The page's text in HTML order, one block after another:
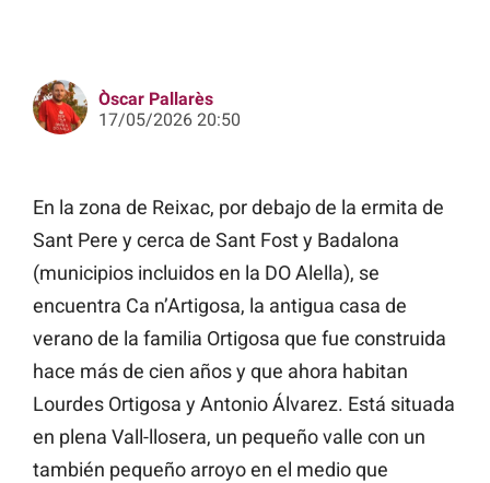
Òscar Pallarès
17/05/2026 20:50
En la zona de Reixac, por debajo de la ermita de
Sant Pere y cerca de Sant Fost y Badalona
(municipios incluidos en la DO Alella), se
encuentra Ca n’Artigosa, la antigua casa de
verano de la familia Ortigosa que fue construida
hace más de cien años y que ahora habitan
Lourdes Ortigosa y Antonio Álvarez. Está situada
en plena Vall-llosera, un pequeño valle con un
también pequeño arroyo en el medio que